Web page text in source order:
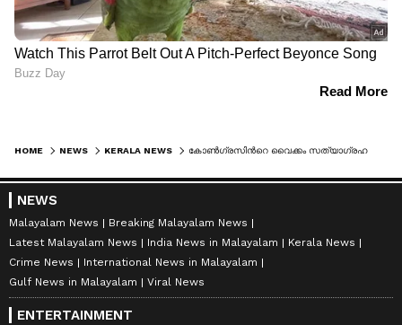
HOME NEWS KERALA NEWS
NEWS
Malayalam News
Breaking Malayalam News
Latest Malayalam News
India News in Malayalam
Kerala News
Crime News
International News in Malayalam
Gulf News in Malayalam
Viral News
ENTERTAINMENT